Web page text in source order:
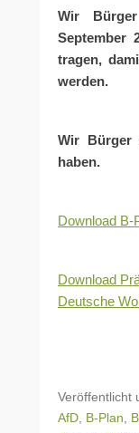
Wir
September
tragen,
werden.
Wir Bürger
haben.
Download B-
Download
Deutsche
Veröffentlicht
AfD B-Plan